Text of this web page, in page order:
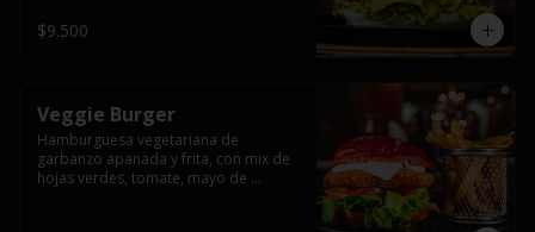
$9.500
Veggie Burger
Hamburguesa vegetariana de
garbanzo apanada y frita, con mix de
hojas verdes, tomate, mayo de